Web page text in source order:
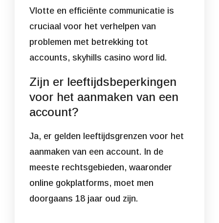
Vlotte en efficiënte communicatie is
cruciaal voor het verhelpen van
problemen met betrekking tot
accounts, skyhills casino word lid .
Zijn er leeftijdsbeperkingen
voor het aanmaken van een
account?
Ja, er gelden leeftijdsgrenzen voor het
aanmaken van een account. In de
meeste rechtsgebieden, waaronder
online gokplatforms, moet men
doorgaans 18 jaar oud zijn.